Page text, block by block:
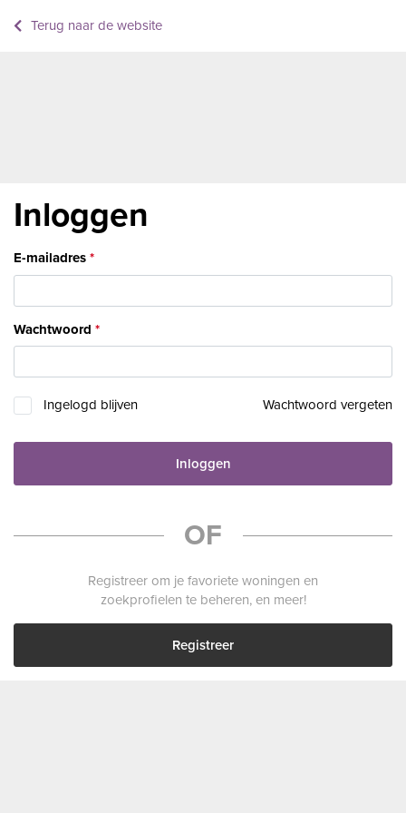
Terug naar de website
Inloggen
E-mailadres
Wachtwoord
Ingelogd blijven Wachtwoord vergeten
Inloggen
OF
Registreer om je favoriete woningen en
zoekprofielen te beheren, en meer!
Registreer